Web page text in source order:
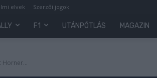
elvek Szerzői jogok
F1 UTÁNPÓTLÁS MAGAZIN
Horner...